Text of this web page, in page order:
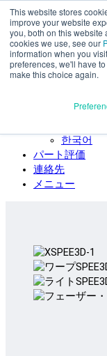
This website stores
improve your website
you, both on this website
cookies we use, see our
information when you
preferences, we'll have
make this choice again.
本文へスキップ
SPEE3D
日本語
English
Español
Français
한국어
パート評価
連絡先
メニュー